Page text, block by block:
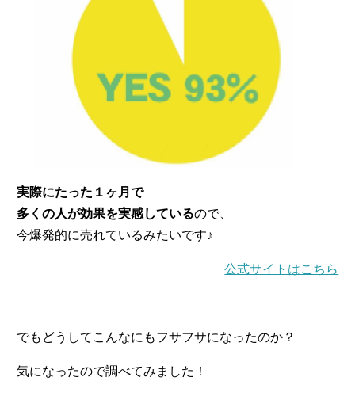
実際にたった１ヶ月で
多くの人が効果を実感しているので、
今爆発的に売れているみたいです♪
公式サイトはこちら
でもどうしてこんなにもフサフサになったのか？
気になったので調べてみました！